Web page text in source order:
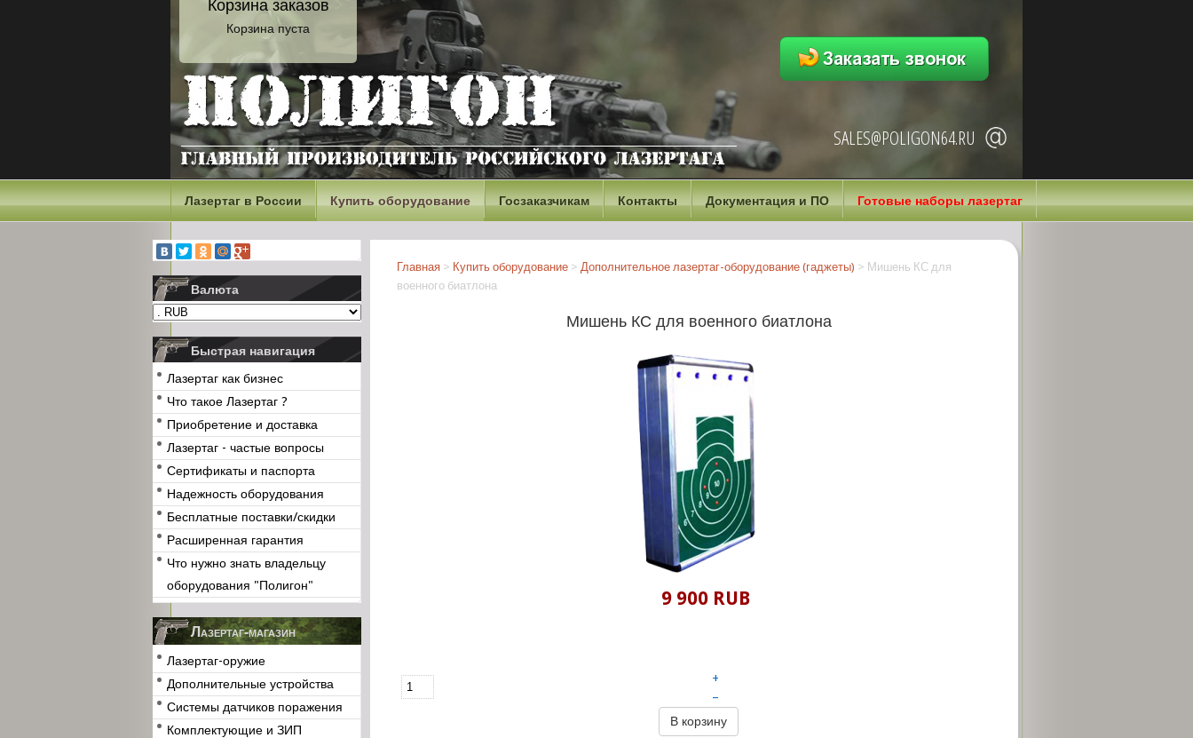
SALES@POLIGON64.RU
Корзина заказов
Корзина пуста
Лазертаг в России Купить оборудование Госзаказчикам Контакты Документация и ПО Готовые наборы лазертаг
Валюта
Быстрая навигация
Лазертаг как бизнес
Что такое Лазертаг ?
Приобретение и доставка
Лазертаг - частые вопросы
Сертификаты и паспорта
Надежность оборудования
Бесплатные поставки/скидки
Расширенная гарантия
Что нужно знать владельцу
оборудования "Полигон"
Лазертаг-магазин
Лазертаг-оружие
Дополнительные устройства
Системы датчиков поражения
Комплектующие и ЗИП
Главная > Купить оборудование > Дополнительное лазертаг-оборудование (гаджеты) > Мишень КС для
военного биатлона
Мишень КС для военного биатлона
9 900 RUB
+
–
В корзину